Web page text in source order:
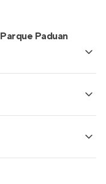
Parque Paduan